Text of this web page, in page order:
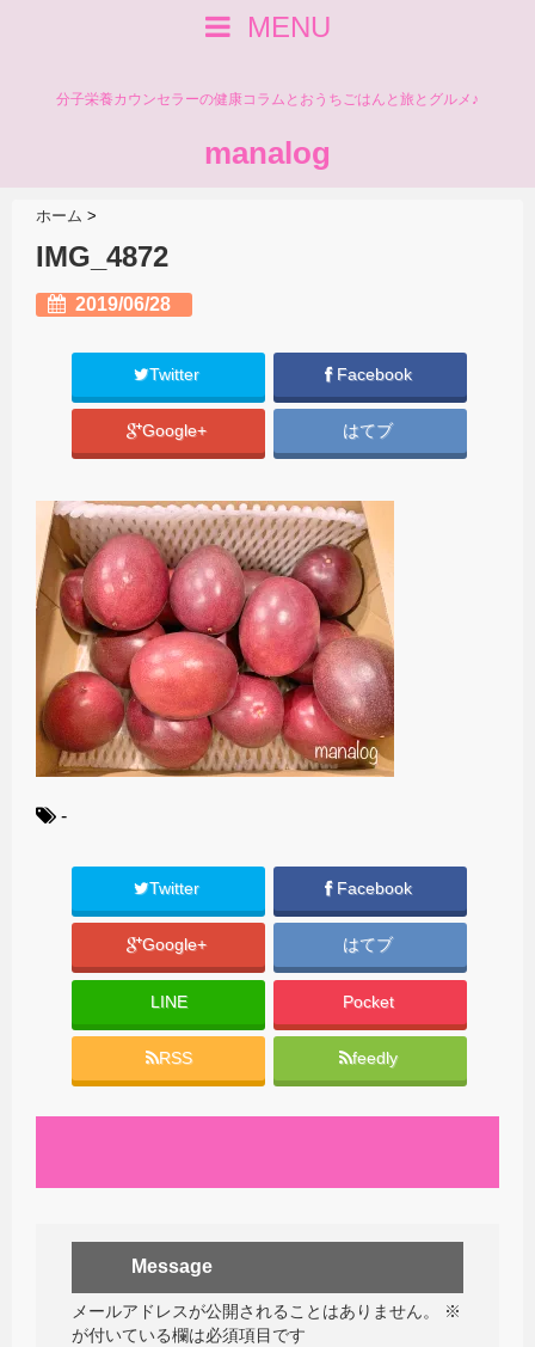
MENU
分子栄養カウンセラーの健康コラムとおうちごはんと旅とグルメ♪
manalog
ホーム >
IMG_4872
2019/06/28
Twitter Facebook
Google+ はてブ
-
Twitter Facebook
Google+ はてブ
LINE Pocket
RSS feedly
Message
メールアドレスが公開されることはありません。
※
が付いている欄は必須項目です